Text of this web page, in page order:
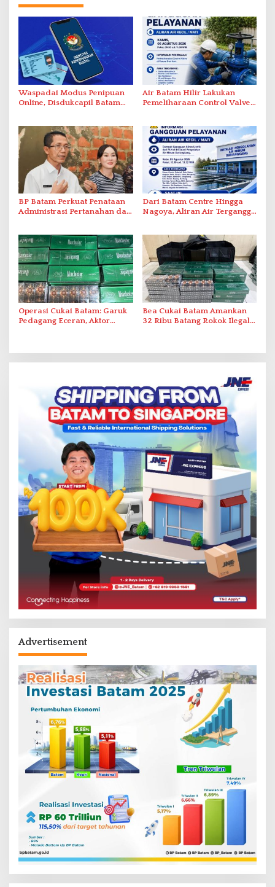
Waspadai Modus Penipuan
Online, Disdukcapil Batam
Air Batam Hilir Lakukan
Pemeliharaan Control Valve,
BP Batam Perkuat Penataan
Administrasi Pertanahan dan
Dari Batam Centre Hingga
Nagoya, Aliran Air Terganggu
Operasi Cukai Batam: Garuk
Pedagang Eceran, Aktor
Bea Cukai Batam Amankan
32 Ribu Batang Rokok Ilegal
Advertisement